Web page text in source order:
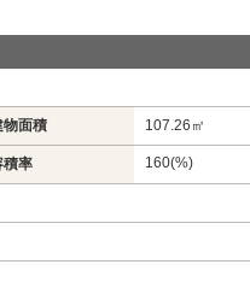
物面積 107.26㎡
積率 160(%)